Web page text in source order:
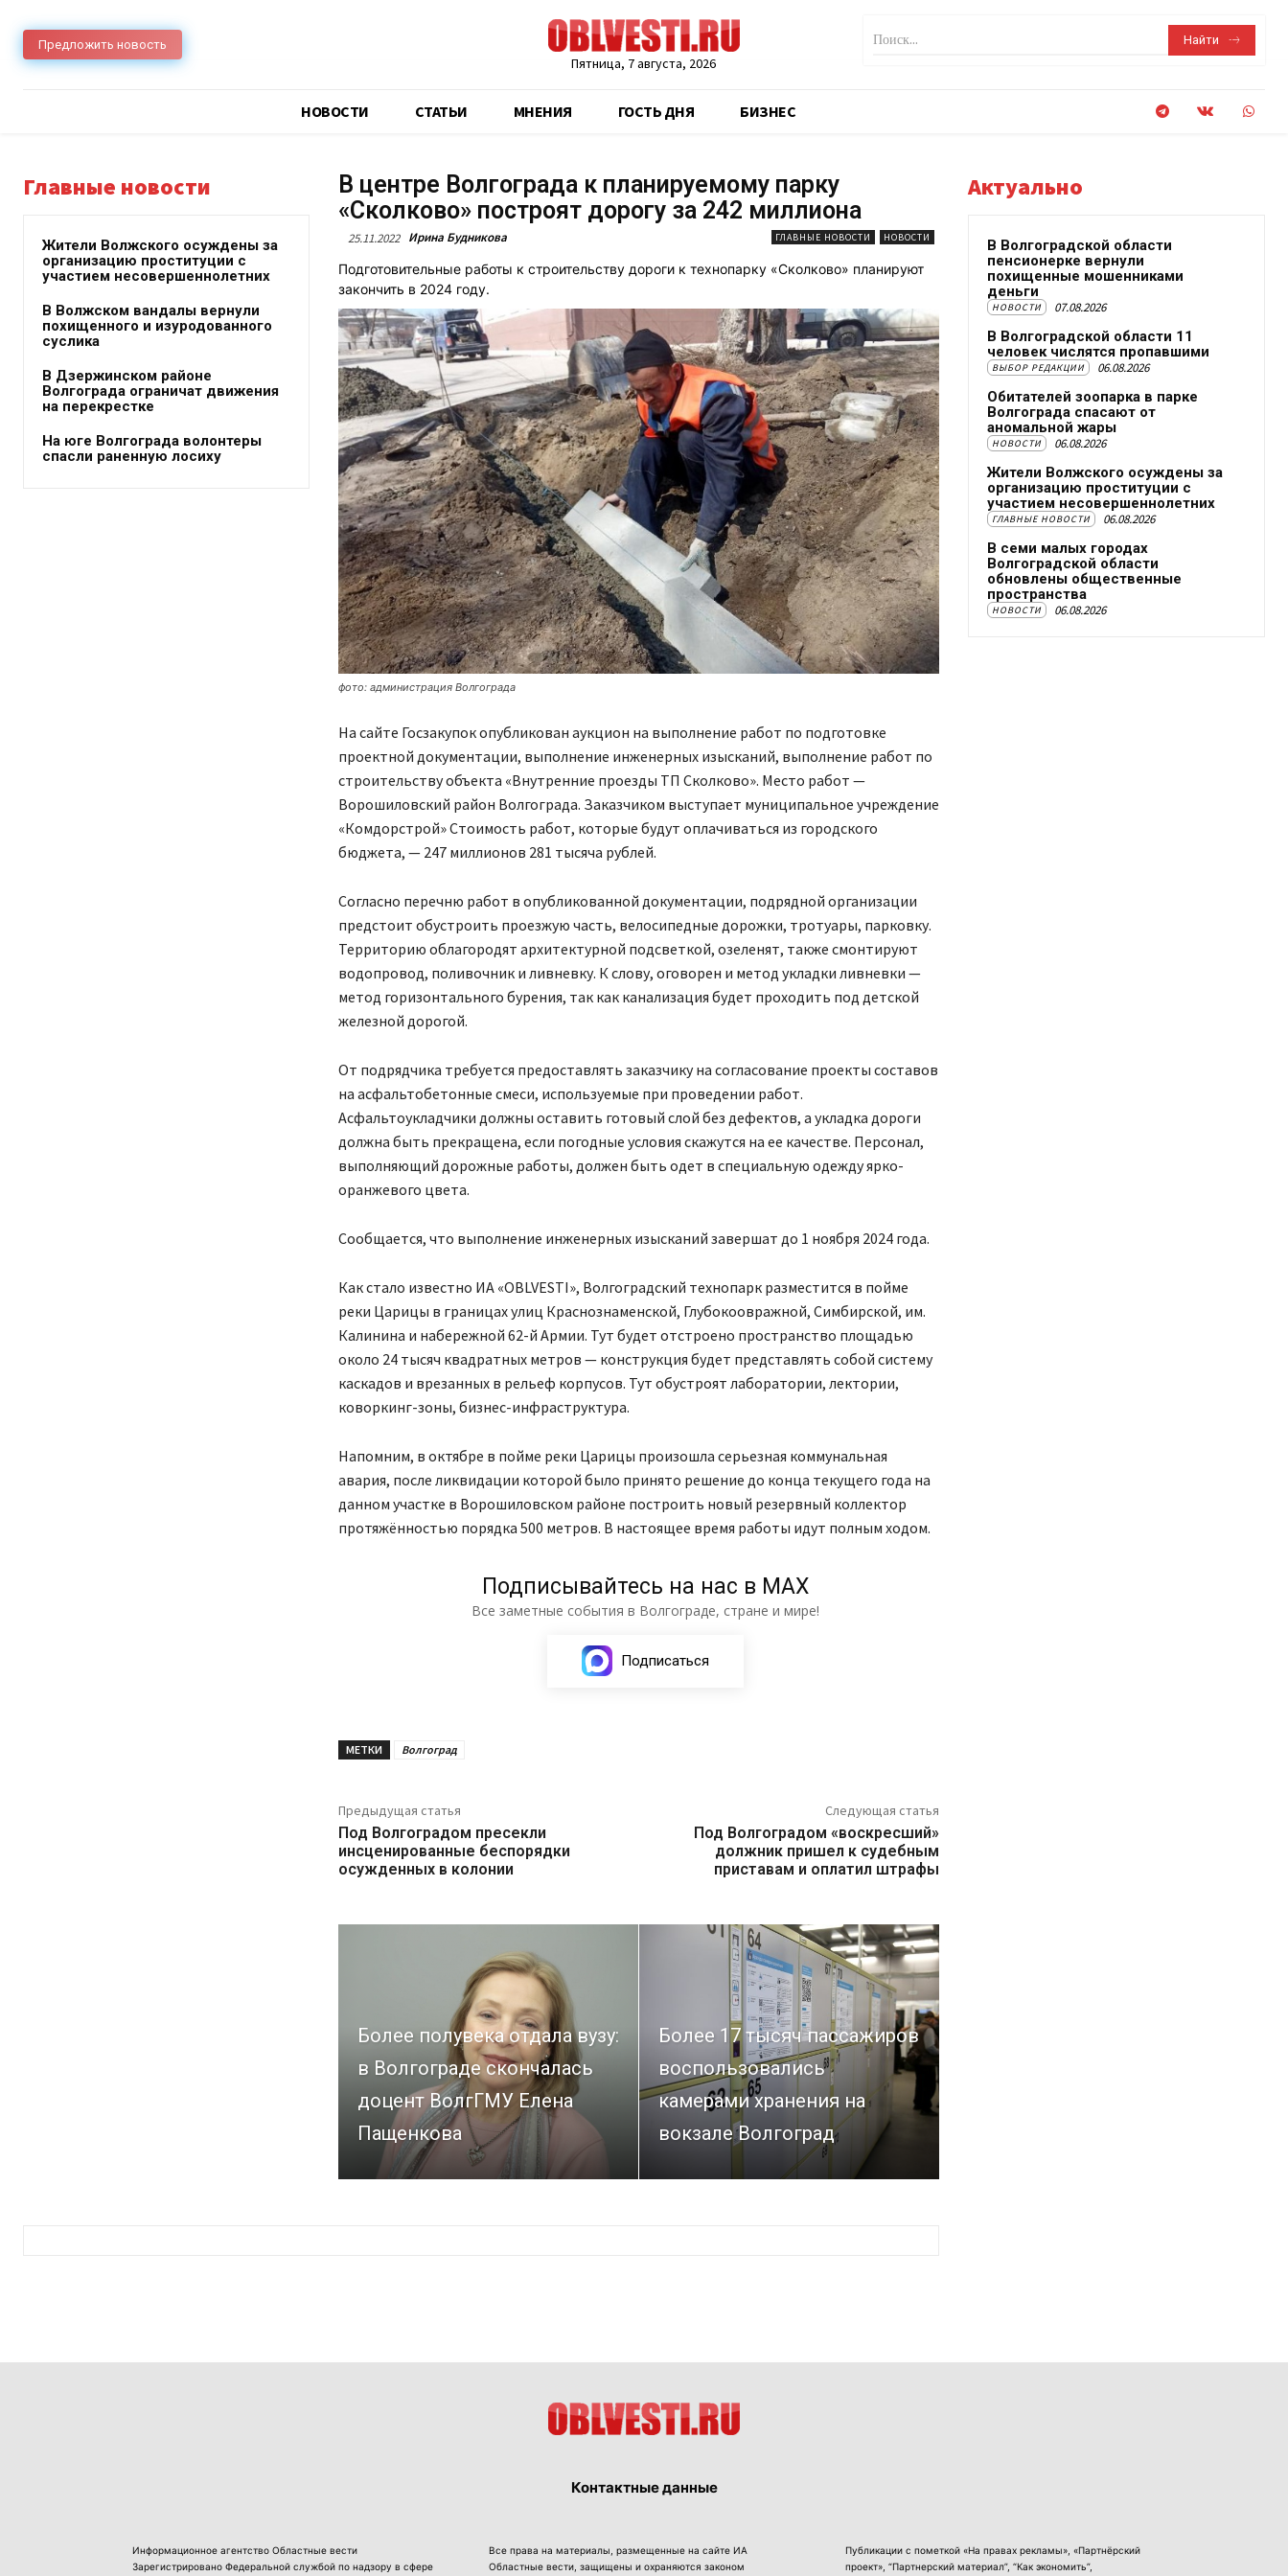
Предложить новость
Пятница, 7 августа, 2026
Поиск... Найти
НОВОСТИ CТАТЬИ МНЕНИЯ ГОСТЬ ДНЯ БИЗНЕС
Главные новости
Жители Волжского осуждены за
организацию проституции с
участием несовершеннолетних
В Волжском вандалы вернули
похищенного и изуродованного
суслика
В Дзержинском районе
Волгограда ограничат движения
на перекрестке
На юге Волгограда волонтеры
спасли раненную лосиху
В центре Волгограда к планируемому парку
«Сколково» построят дорогу за 242 миллиона
25.11.2022 Ирина Будникова ГЛАВНЫЕ НОВОСТИ НОВОСТИ
Подготовительные работы к строительству дороги к технопарку «Сколково» планируют
закончить в 2024 году.
фото: администрация Волгограда
На сайте Госзакупок опубликован аукцион на выполнение работ по подготовке
проектной документации, выполнение инженерных изысканий, выполнение работ по
строительству объекта «Внутренние проезды ТП Сколково». Место работ —
Ворошиловский район Волгограда. Заказчиком выступает муниципальное учреждение
«Комдорстрой» Стоимость работ, которые будут оплачиваться из городского
бюджета, — 247 миллионов 281 тысяча рублей.
Согласно перечню работ в опубликованной документации, подрядной организации
предстоит обустроить проезжую часть, велосипедные дорожки, тротуары, парковку.
Территорию облагородят архитектурной подсветкой, озеленят, также смонтируют
водопровод, поливочник и ливневку. К слову, оговорен и метод укладки ливневки —
метод горизонтального бурения, так как канализация будет проходить под детской
железной дорогой.
От подрядчика требуется предоставлять заказчику на согласование проекты составов
на асфальтобетонные смеси, используемые при проведении работ.
Асфальтоукладчики должны оставить готовый слой без дефектов, а укладка дороги
должна быть прекращена, если погодные условия скажутся на ее качестве. Персонал,
выполняющий дорожные работы, должен быть одет в специальную одежду ярко-
оранжевого цвета.
Сообщается, что выполнение инженерных изысканий завершат до 1 ноября 2024 года.
Как стало известно ИА «OBLVESTI», Волгоградский технопарк разместится в пойме
реки Царицы в границах улиц Краснознаменской, Глубокоовражной, Симбирской, им.
Калинина и набережной 62-й Армии. Тут будет отстроено пространство площадью
около 24 тысяч квадратных метров — конструкция будет представлять собой систему
каскадов и врезанных в рельеф корпусов. Тут обустроят лаборатории, лектории,
коворкинг-зоны, бизнес-инфраструктура.
Напомним, в октябре в пойме реки Царицы произошла серьезная коммунальная
авария, после ликвидации которой было принято решение до конца текущего года на
данном участке в Ворошиловском районе построить новый резервный коллектор
протяжённостью порядка 500 метров. В настоящее время работы идут полным ходом.
Подписывайтесь на нас в МАХ
Все заметные события в Волгограде, стране и мире!
Подписаться
МЕТКИ Волгоград
Предыдущая статья
Под Волгоградом пресекли
инсценированные беспорядки
осужденных в колонии
Следующая статья
Под Волгоградом «воскресший»
должник пришел к судебным
приставам и оплатил штрафы
Более полувека отдала вузу:
в Волгограде скончалась
доцент ВолгГМУ Елена
Пащенкова
Более 17 тысяч пассажиров
воспользовались
камерами хранения на
вокзале Волгоград
Актуально
В Волгоградской области
пенсионерке вернули
похищенные мошенниками
деньги
НОВОСТИ 07.08.2026
В Волгоградской области 11
человек числятся пропавшими
ВЫБОР РЕДАКЦИИ 06.08.2026
Обитателей зоопарка в парке
Волгограда спасают от
аномальной жары
НОВОСТИ 06.08.2026
Жители Волжского осуждены за
организацию проституции с
участием несовершеннолетних
ГЛАВНЫЕ НОВОСТИ 06.08.2026
В семи малых городах
Волгоградской области
обновлены общественные
пространства
НОВОСТИ 06.08.2026
Контактные данные
Информационное агентство Областные вести
Зарегистрировано Федеральной службой по надзору в сфере
Все права на материалы, размещенные на сайте ИА
Областные вести, защищены и охраняются законом
Публикации с пометкой «На правах рекламы», «Партнёрский
проект», “Партнерский материал”, “Как экономить”,